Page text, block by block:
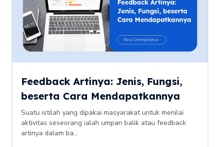
Feedback Artinya: Jenis, Fungsi,
beserta Cara Mendapatkannya
Suatu istilah yang dipakai masyarakat untuk menilai
aktivitas seseorang ialah umpan balik atau feedback
artinya dalam ba...